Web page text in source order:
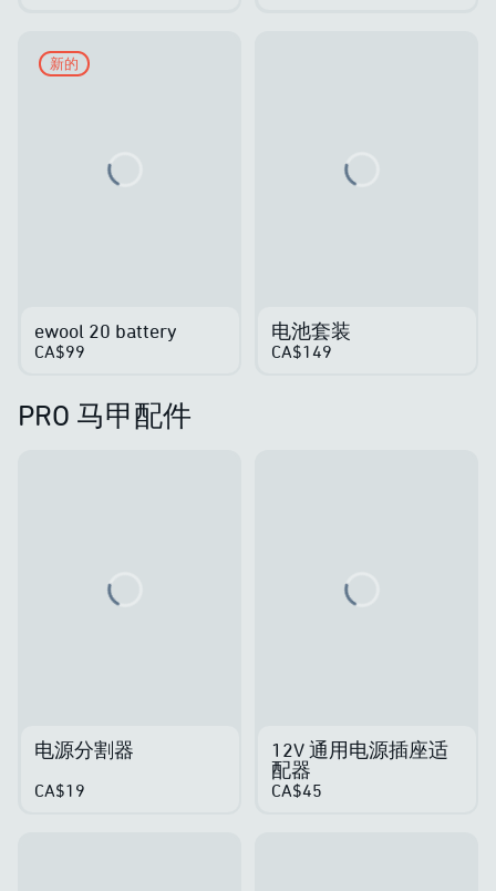
新的
ewool 20 battery
CA$99
电池套装
CA$149
PRO 马甲配件
电源分割器
CA$19
12V 通用电源插座适
配器
CA$45